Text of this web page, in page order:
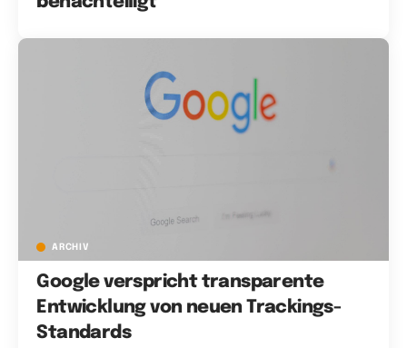
ARCHIV
Google verspricht transparente
Entwicklung von neuen Trackings-
Standards